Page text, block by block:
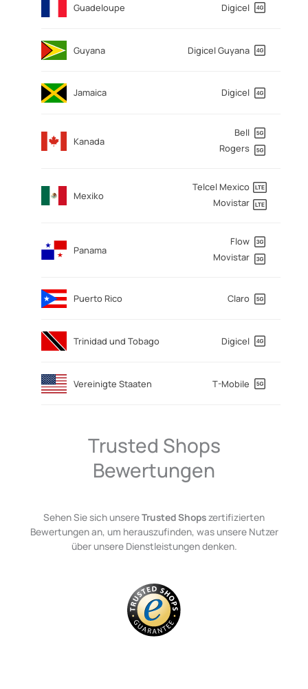
Guadeloupe Digicel
Guyana Digicel Guyana
Jamaica Digicel
Kanada
Bell
Rogers
Mexiko
Telcel Mexico
Movistar
Panama
Flow
Movistar
Puerto Rico Claro
Trinidad und Tobago Digicel
Vereinigte Staaten T-Mobile
Trusted Shops
Bewertungen
Sehen Sie sich unsereTrusted Shopszertifizierten
Bewertungen an, um herauszufinden, was unsere Nutzer
über unsere Dienstleistungen denken.